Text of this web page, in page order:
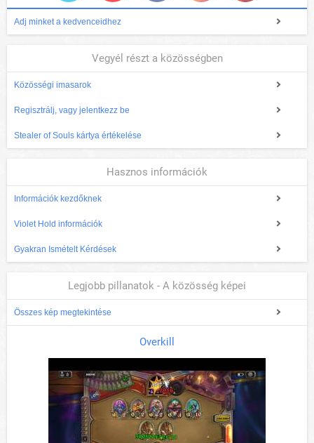
Adj minket a kedvenceidhez
Vegyél részt a közösségben
Közösségi imasarok
Regisztrálj, vagy jelentkezz be
Stealer of Souls kártya értékelése
Hasznos információk
Információk kezdőknek
Violet Hold információk
Gyakran Ismételt Kérdések
Legjobb pillanatok - A közösség képei
Összes kép megtekintése
Overkill